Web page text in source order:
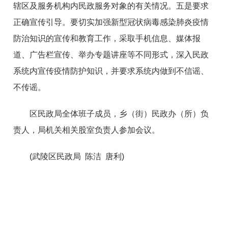
辖区及服务机构内民政服务对象的有关情况。五是要求
正确宣传引导。要切实加强新型冠状病毒感染肺炎疫情
防治知识的宣传和教育工作，采取手机信息、媒体报
道、广告栏宣传、举办专题讲座等不同形式，深入民政
系统内宣传疫情防护知识，并要求系统内做到不信谣、
不传谣。
区民政局全体班子成员，乡（街）民政办（所）负
责人，局机关相关股室负责人参加会议。
(武陵区民政局 陈洁 唐利)